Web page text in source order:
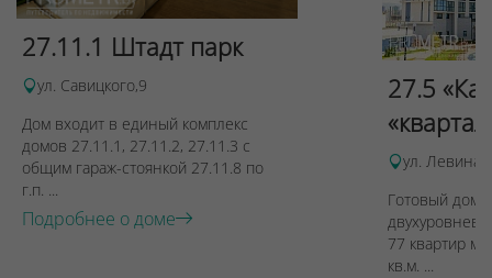
27.11.1 Штадт парк
ул. Савицкого,9
Дом входит в единый комплекс
домов 27.11.1, 27.11.2, 27.11.3 с
общим гараж-стоянкой 27.11.8 по
г.п. ...
Подробнее о доме
27.5
ул. Левина,
Готовый дом
77 квартир
кв.м. ...